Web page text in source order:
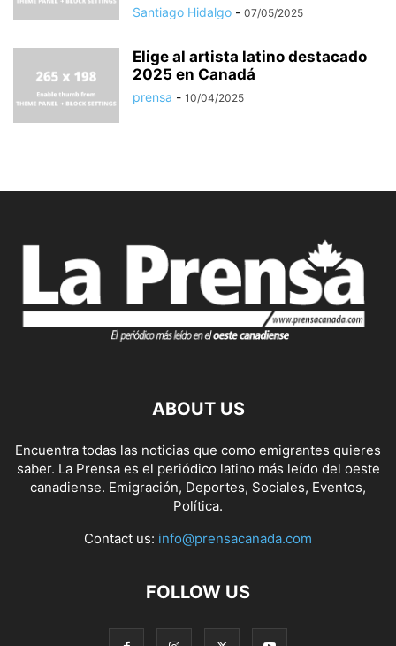
Santiago Hidalgo - 07/05/2025
Elige al artista latino destacado
2025 en Canadá
prensa - 10/04/2025
ABOUT US
Encuentra todas las noticias que como emigrantes quieres
saber. La Prensa es el periódico latino más leído del oeste
canadiense. Emigración, Deportes, Sociales, Eventos,
Política.
Contact us: info@prensacanada.com
FOLLOW US